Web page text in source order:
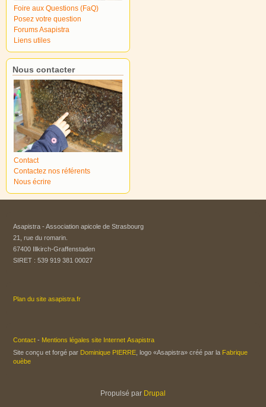
Foire aux Questions (FaQ)
Posez votre question
Forums Asapistra
Liens utiles
Nous contacter
Contact
Contactez nos référents
Nous écrire
Asapistra - Association apicole de Strasbourg​
21, rue du romarin.
67400 Illkirch-Graffenstaden
SIRET : 539 919 381 00027
Plan du site asapistra.fr
Contact - Mentions légales site Internet Asapistra
Site conçu et forgé par Dominique PIERRE , logo «Asapistra» créé par la Fabrique
ouèbe
Propulsé par Drupal